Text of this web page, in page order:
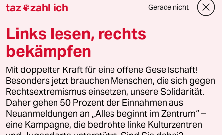
Downloads für Abonnierende
© 2026 taz Verlags und Vertriebs GmbH
Alle Rechte vorbehalten. Bei rechtlichen Fragen oder für Genehmigungen
wenden Sie sich bitte an
lizenzen@taz.de
Feedback Redaktionsstatut Kommune-Richtlinien
Leitlinie Informant Datenschutz Impressum AGB
taz zahl ich Gerade nicht
Links lesen, rechts
bekämpfen
Mit doppelter Kraft für eine offene Gesellschaft!
Besonders jetzt brauchen Menschen, die sich gegen
Rechtsextremismus einsetzen, unsere Solidarität.
Daher gehen 50 Prozent der Einnahmen aus
Neuanmeldungen an „Alles beginnt im Zentrum“ –
eine Kampagne, die bedrohte linke Kulturzentren